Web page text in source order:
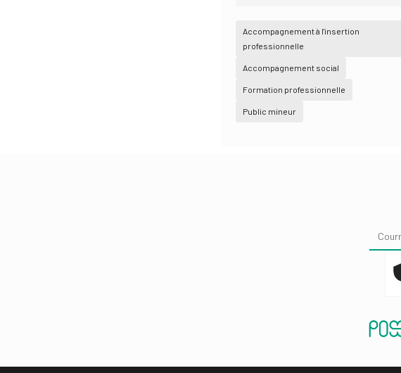
Accompagnement à l'insertion
professionnelle
Accompagnement social
Formation professionnelle
Public mineur